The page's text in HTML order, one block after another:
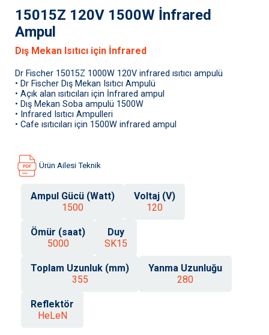
15015Z 120V 1500W İnfrared
Ampul
Dış Mekan Isıtıcı için İnfrared
Dr Fischer 15015Z 1000W 120V infrared ısıtıcı ampulü
• Dr Fischer Dış Mekan Isıtıcı Ampulü
• Açık alan ısıtıcıları için İnfrared ampul
• Dış Mekan Soba ampulü 1500W
• Infrared Isıtıcı Ampulleri
• Cafe ısıtıcıları için 1500W infrared ampul
Ürün Ailesi Teknik
Ampul Gücü (Watt)
1500
Voltaj (V)
120
Ömür (saat)
5000
Duy
SK15
Toplam Uzunluk (mm)
355
Yanma Uzunluğu
280
Reflektör
HeLeN